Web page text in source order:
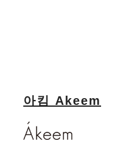
아킴 Akeem